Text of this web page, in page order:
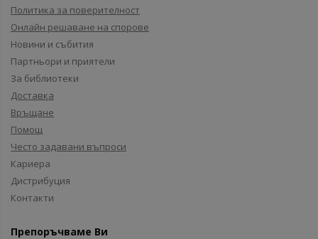
Политика за поверителност
Онлайн решаване на спорове
Новини и събития
Партньори и приятели
За библиотеки
Доставка
Връщане
Помощ
Често задавани въпроси
Кариера
Дистрибуция
Контакти
Препоръчваме Ви